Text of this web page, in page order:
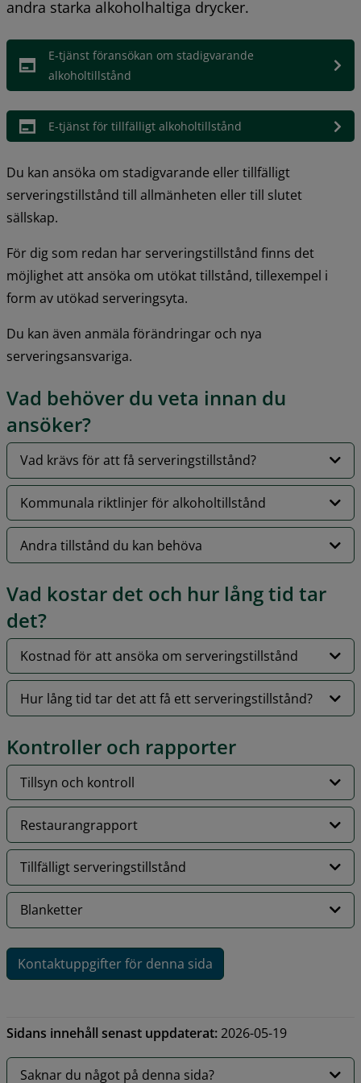
andra starka alkoholhaltiga drycker.
E-tjänst föransökan om stadigvarande
alkoholtillstånd
E-tjänst för tillfälligt alkoholtillstånd
Du kan ansöka om stadigvarande eller tillfälligt
serveringstillstånd till allmänheten eller till slutet
sällskap.
För dig som redan har serveringstillstånd finns det
möjlighet att ansöka om utökat tillstånd, tillexempel i
form av utökad serveringsyta.
Du kan även anmäla förändringar och nya
serveringsansvariga.
Vad behöver du veta innan du
ansöker?
Vad krävs för att få serveringstillstånd?
Kommunala riktlinjer för alkoholtillstånd
Andra tillstånd du kan behöva
Vad kostar det och hur lång tid tar
det?
Kostnad för att ansöka om serveringstillstånd
Hur lång tid tar det att få ett serveringstillstånd?
Kontroller och rapporter
Tillsyn och kontroll
Restaurangrapport
Tillfälligt serveringstillstånd
Blanketter
Kontaktuppgifter för denna sida
Sidans innehåll senast uppdaterat:2026-05-19
Saknar du något på denna sida?